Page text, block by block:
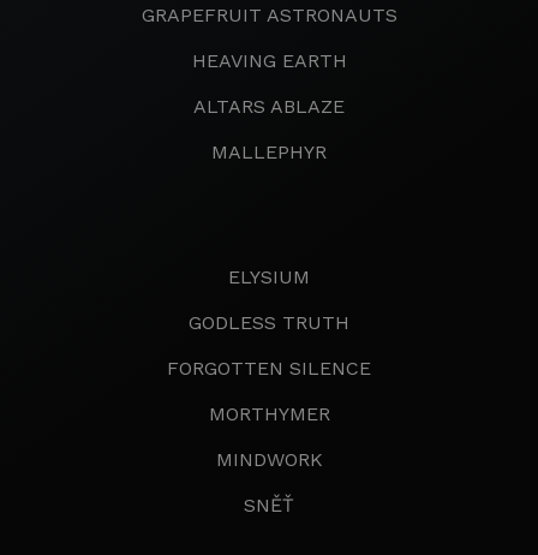
GRAPEFRUIT ASTRONAUTS
HEAVING EARTH
ALTARS ABLAZE
MALLEPHYR
ELYSIUM
GODLESS TRUTH
FORGOTTEN SILENCE
MORTHYMER
MINDWORK
SNĚŤ